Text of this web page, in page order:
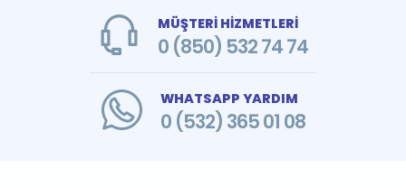
MÜŞTERİ HİZMETLERİ
0 (850) 532 74 74
WHATSAPP YARDIM
0 (532) 365 01 08